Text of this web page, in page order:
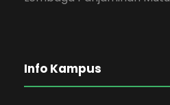
Info Kampus